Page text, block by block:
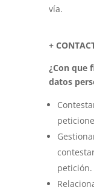
vía.
+
¿Con que
datos
petición.